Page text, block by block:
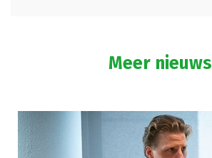
Meer nieuws